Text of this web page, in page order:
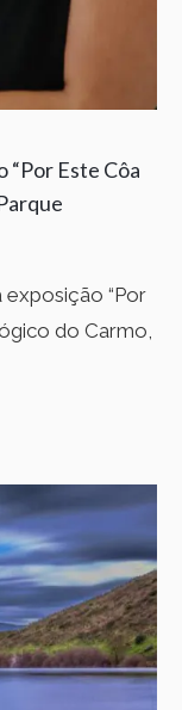
“Por Este Côa
exposição “Por
do Carmo,